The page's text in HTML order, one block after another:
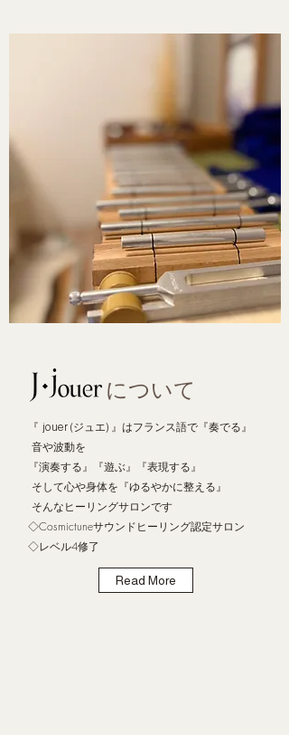
について
『 jouer (ジュエ) 』はフランス語で『奏でる』
音や波動を
『演奏する』『遊ぶ』『表現する』
そして心や身体を『ゆるやかに整える』
​ そんなヒーリングサロンです
◇Cosmictuneサウンドヒーリング認定サロン
◇レベル4修了
Read More